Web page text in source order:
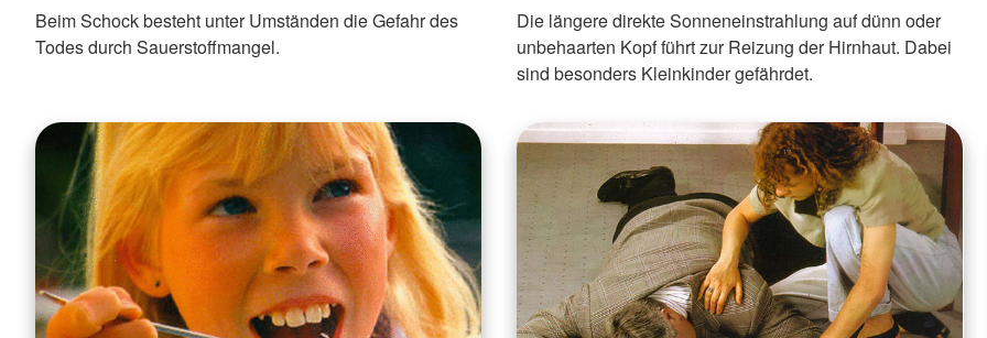
Beim Schock besteht unter Umständen die Gefahr des
Todes durch Sauerstoffmangel.
Die längere direkte Sonneneinstrahlung auf dünn oder
unbehaarten Kopf führt zur Reizung der Hirnhaut. Dabei
sind besonders Kleinkinder gefährdet.